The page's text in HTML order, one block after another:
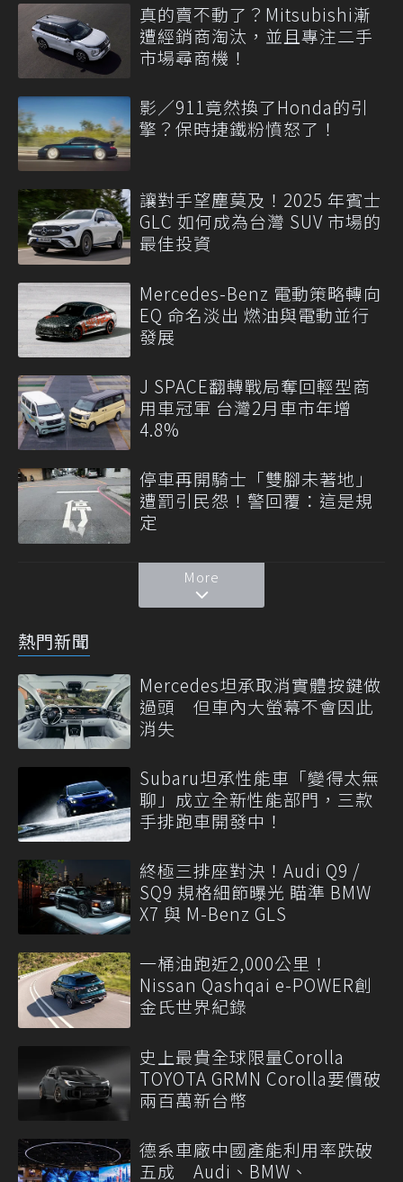
真的賣不動了？Mitsubishi漸
遭經銷商淘汰，並且專注二手
市場尋商機！
影／911竟然換了Honda的引
擎？保時捷鐵粉憤怒了！
讓對手望塵莫及！2025 年賓士
GLC 如何成為台灣 SUV 市場的
最佳投資
Mercedes-Benz 電動策略轉向
EQ 命名淡出 燃油與電動並行
發展
J SPACE翻轉戰局奪回輕型商
用車冠軍 台灣2月車市年增
4.8%
停車再開騎士「雙腳未著地」
遭罰引民怨！警回覆：這是規
定
More
熱門新聞
Mercedes坦承取消實體按鍵做
過頭 但車內大螢幕不會因此
消失
Subaru坦承性能車「變得太無
聊」成立全新性能部門，三款
手排跑車開發中！
終極三排座對決！Audi Q9 /
SQ9 規格細節曝光 瞄準 BMW
X7 與 M-Benz GLS
一桶油跑近2,000公里！
Nissan Qashqai e-POWER創
金氏世界紀錄
史上最貴全球限量Corolla
TOYOTA GRMN Corolla要價破
兩百萬新台幣
德系車廠中國產能利用率跌破
五成 Audi、BMW、